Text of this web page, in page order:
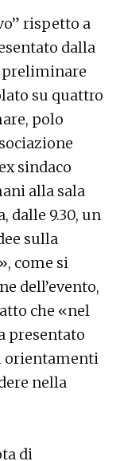
rispetto a
dalla
preliminare
su quattro
polo
sindaco
alla sala
dalle 9.30, un
sulla
come si
dell’evento,
che «nel
presentato
orientamenti
nella
di